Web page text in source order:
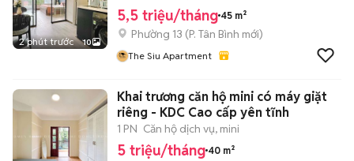
2 phút trước 10
5,5 triệu/tháng 45 m²
Phường 13 (P. Tân Bình mới)
The Siu Apartment
Khai trương căn hộ mini có máy giặt
riêng - KDC Cao cấp yên tĩnh
1 PN Căn hộ dịch vụ, mini
5 triệu/tháng 40 m²